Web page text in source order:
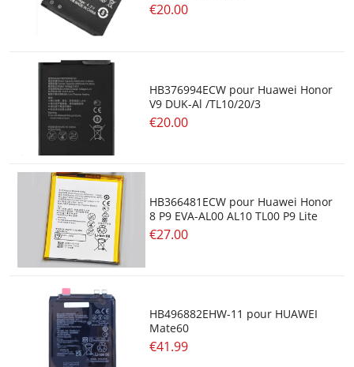
€20.00
HB376994ECW pour Huawei Honor
V9 DUK-Al /TL10/20/3
€20.00
HB366481ECW pour Huawei Honor
8 P9 EVA-AL00 AL10 TL00 P9 Lite
€27.00
HB496882EHW-11 pour HUAWEI
Mate60
€41.99